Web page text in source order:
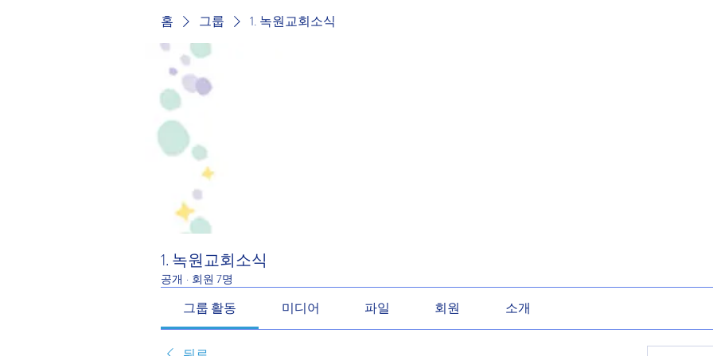
홈 그룹 1. 녹원교회소식
1. 녹원교회소식
공개 · 회원 7명
그룹 활동 미디어 파일 회원 소개